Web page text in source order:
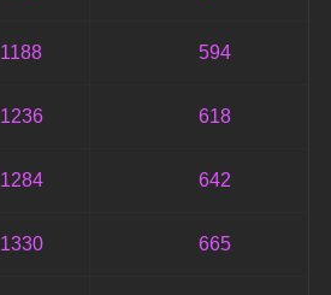
1188 594
1236 618
1284 642
1330 665